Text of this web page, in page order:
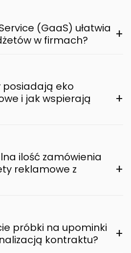
(GaaS) ułatwia
w firmach?
+
eko
i jak wspierają
+
ilość zamówienia
reklamowe z
+
próbki na upominki
kontraktu?
+